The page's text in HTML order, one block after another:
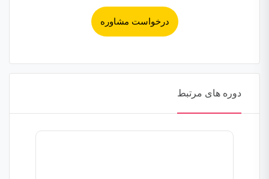
درخواست مشاوره
دوره های مرتبط